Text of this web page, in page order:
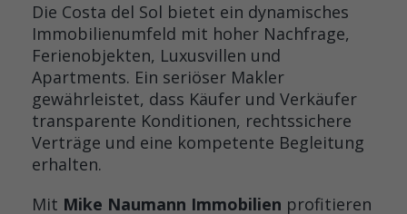
Die Costa del Sol bietet ein dynamisches
Immobilienumfeld mit hoher Nachfrage,
Ferienobjekten, Luxusvillen und
Apartments. Ein seriöser Makler
gewährleistet, dass Käufer und Verkäufer
transparente Konditionen, rechtssichere
Verträge und eine kompetente Begleitung
erhalten.
Mit Mike Naumann Immobilien profitieren